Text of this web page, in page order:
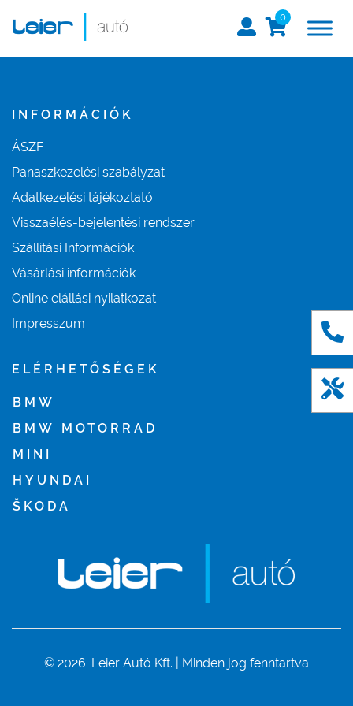
0
INFORMÁCIÓK
ÁSZF
Panaszkezelési szabályzat
Adatkezelési tájékoztató
Visszaélés-bejelentési rendszer
Szállítási Információk
Vásárlási információk
Online elállási nyilatkozat
Impresszum
ELÉRHETŐSÉGEK
BMW
BMW MOTORRAD
MINI
HYUNDAI
ŠKODA
© 2026. Leier Autó Kft. | Minden jog fenntartva